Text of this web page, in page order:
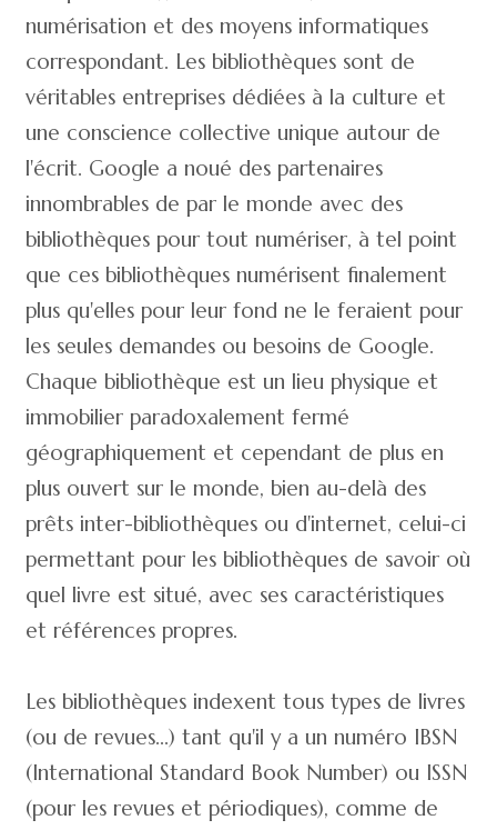
numérisation et des moyens informatiques
correspondant. Les bibliothèques sont de
véritables entreprises dédiées à la culture et
une conscience collective unique autour de
l'écrit. Google a noué des partenaires
innombrables de par le monde avec des
bibliothèques pour tout numériser, à tel point
que ces bibliothèques numérisent finalement
plus qu'elles pour leur fond ne le feraient pour
les seules demandes ou besoins de Google.
Chaque bibliothèque est un lieu physique et
immobilier paradoxalement fermé
géographiquement et cependant de plus en
plus ouvert sur le monde, bien au-delà des
prêts inter-bibliothèques ou d'internet, celui-ci
permettant pour les bibliothèques de savoir où
quel livre est situé, avec ses caractéristiques
et références propres.
Les bibliothèques indexent tous types de livres
(ou de revues...) tant qu'il y a un numéro IBSN
(International Standard Book Number) ou ISSN
(pour les revues et périodiques), comme de